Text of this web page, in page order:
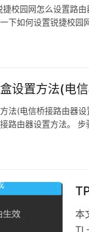
校园网怎么设置路
下如何设置锐捷校园
设置方法(电
法(电信桥接路由器
路由器设置方法。
本